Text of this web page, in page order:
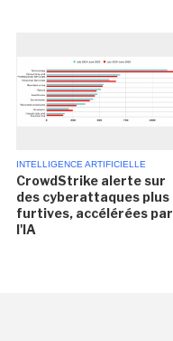
INTELLIGENCE ARTIFICIELLE
CrowdStrike alerte sur
des cyberattaques plus
furtives, accélérées par
l'IA